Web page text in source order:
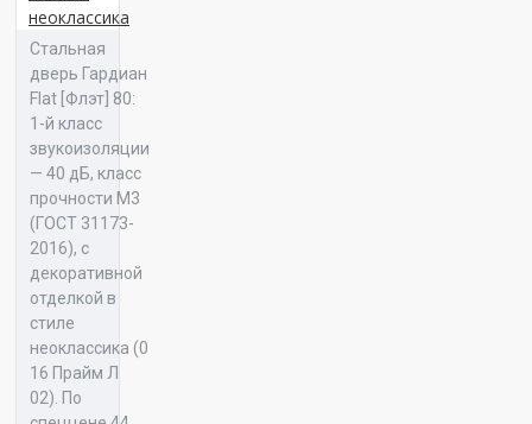
Панель 16 Оскар К 05
Панель 16 Оскар Л 01
Панель 16 Оскар Л 02
неоклассика
Стальная
дверь Гардиан
Flat [Флэт] 80:
1-й класс
звукоизоляции
— 40 дБ, класс
прочности М3
(ГОСТ 31173-
2016), с
декоративной
отделкой в
стиле
неоклассика (0
16 Прайм Л
02). По